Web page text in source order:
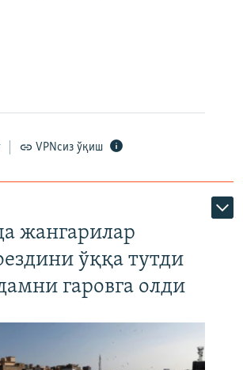
VPNсиз ўқиш
жангарилар
ўққа тутди
гаровга олди